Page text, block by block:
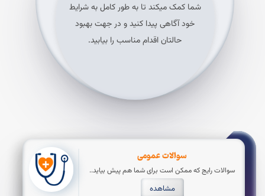
سوالات عمومی
سوالات رایج که ممکن است برای شما هم پیش بیاید..
مشاهده
شما کمک میکند تا به طور کامل به شرایط
خود آگاهی پیدا کنید و در جهت بهبود
حالتان اقدام مناسب را بیابید.